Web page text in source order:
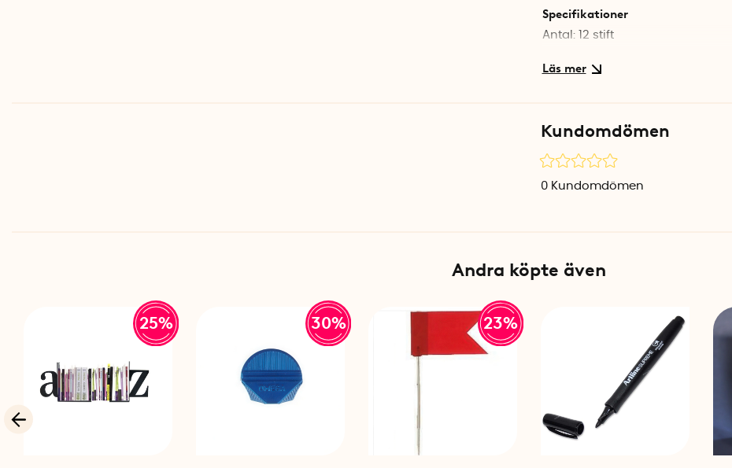
Specifikationer
Antal: 12 stift
Tjocklek: 0,5 mm
Kundomdömen
0 Kundomdömen
Andra köpte även
25% 30% 23%